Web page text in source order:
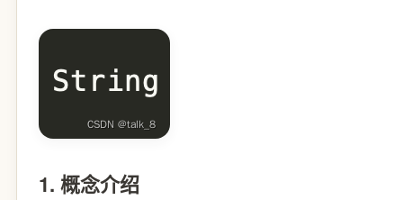
1. 概念介绍